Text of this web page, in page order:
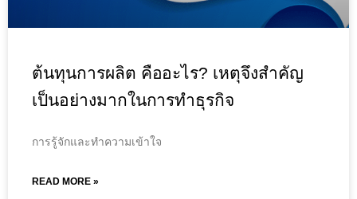
ต้นทุนการผลิต คืออะไร? เหตุจึงสำคัญ
เป็นอย่างมากในการทำธุรกิจ
การรู้จักและทำความเข้าใจ
READ MORE »